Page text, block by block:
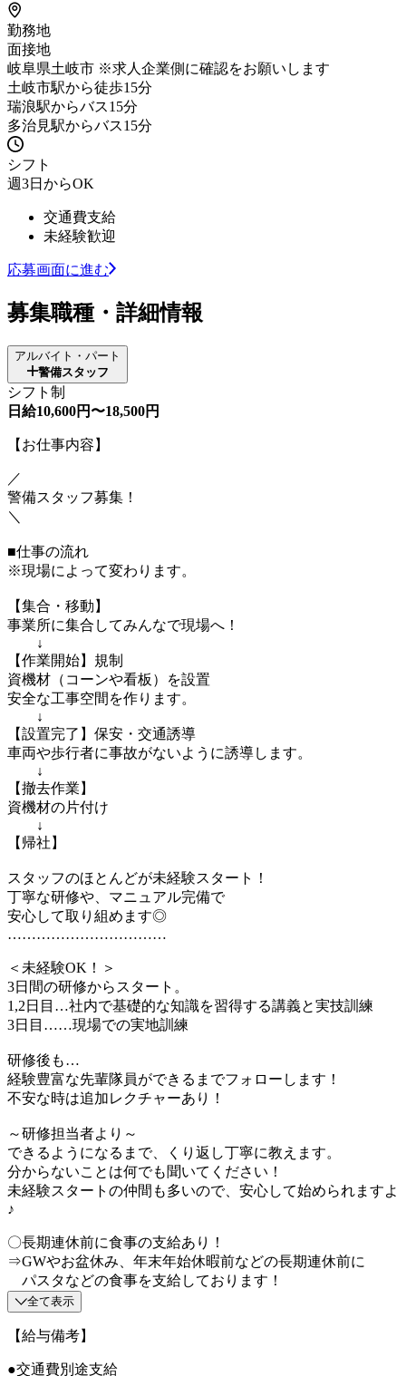
勤務地
面接地
岐阜県土岐市 ※求人企業側に確認をお願いします
土岐市駅から徒歩15分
瑞浪駅からバス15分
多治見駅からバス15分
シフト
週3日からOK
交通費支給
未経験歓迎
応募画面に進む
募集職種・詳細情報
アルバイト・パート
警備スタッフ
シフト制
日給10,600円〜18,500円
【お仕事内容】
／
警備スタッフ募集！
＼
■仕事の流れ
※現場によって変わります。
【集合・移動】
事業所に集合してみんなで現場へ！
↓
【作業開始】規制
資機材（コーンや看板）を設置
安全な工事空間を作ります。
↓
【設置完了】保安・交通誘導
車両や歩行者に事故がないように誘導します。
↓
【撤去作業】
資機材の片付け
↓
【帰社】
スタッフのほとんどが未経験スタート！
丁寧な研修や、マニュアル完備で
安心して取り組めます◎
……………………………
＜未経験OK！＞
3日間の研修からスタート。
1,2日目…社内で基礎的な知識を習得する講義と実技訓練
3日目……現場での実地訓練
研修後も…
経験豊富な先輩隊員ができるまでフォローします！
不安な時は追加レクチャーあり！
～研修担当者より～
できるようになるまで、くり返し丁寧に教えます。
分からないことは何でも聞いてください！
未経験スタートの仲間も多いので、安心して始められますよ
♪
〇長期連休前に食事の支給あり！
⇒GWやお盆休み、年末年始休暇前などの長期連休前に
パスタなどの食事を支給しております！
全て表示
【給与備考】
●交通費別途支給